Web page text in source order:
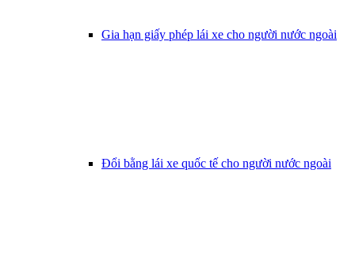
Gia hạn giấy phép lái xe cho người nước ngoài
Đổi bằng lái xe quốc tế cho người nước ngoài